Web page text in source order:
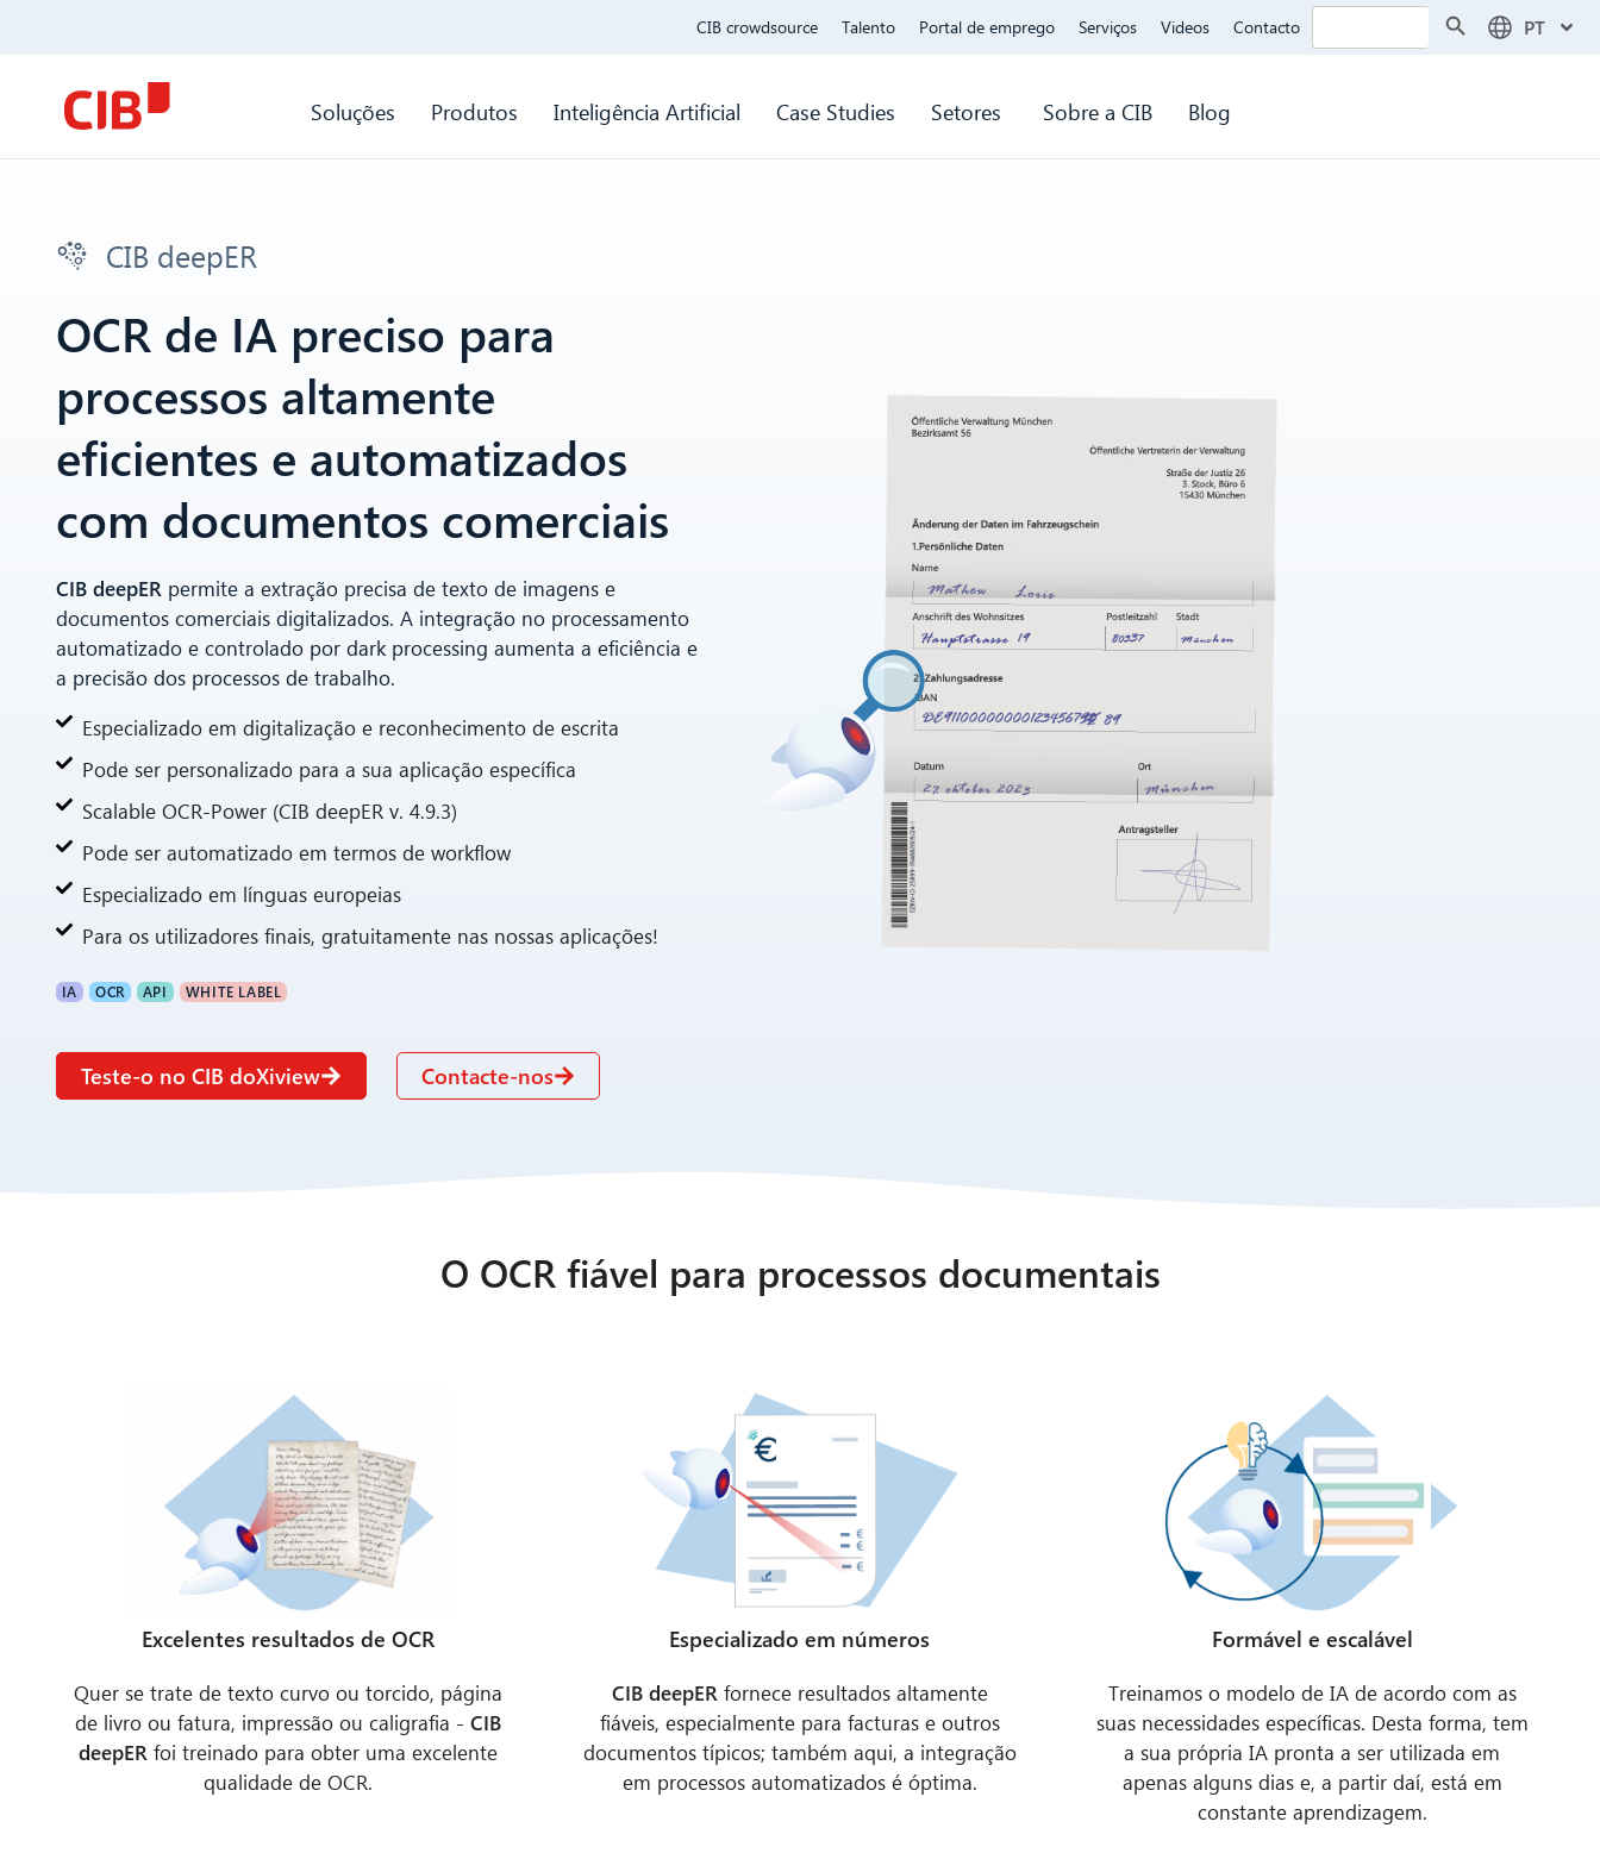
CIB crowdsource Talento Portal de emprego Serviços Videos Contacto Search PT
Soluções Produtos Inteligência Artificial Case Studies Setores Sobre a CIB Blog
CIB deepER
OCR de IA preciso para
processos altamente
eficientes e automatizados
com documentos comerciais
CIB deepERpermite a extração precisa de texto de imagens e
documentos comerciais digitalizados. A integração no processamento
automatizado e controlado por dark processing aumenta a eficiência e
a precisão dos processos de trabalho.
Especializado em digitalização e reconhecimento de escrita
Pode ser personalizado para a sua aplicação específica
Scalable OCR-Power (CIB deepER v. 4.9.3)
Pode ser automatizado em termos de workflow
Especializado em línguas europeias
Para os utilizadores finais, gratuitamente nas nossas aplicações!
IA OCR API WHITE LABEL
Teste-o no CIB doXiview Contacte-nos
O OCR fiável para processos documentais
Excelentes resultados de OCR
Quer se trate de texto curvo ou torcido, página
de livro ou fatura, impressão ou caligrafia - CIB
deepERfoi treinado para obter uma excelente
qualidade de OCR.
Especializado em números
CIB deepERfornece resultados altamente
fiáveis, especialmente para facturas e outros
documentos típicos; também aqui, a integração
em processos automatizados é óptima.
Formável e escalável
Treinamos o modelo de IA de acordo com as
suas necessidades específicas. Desta forma, tem
a sua própria IA pronta a ser utilizada em
apenas alguns dias e, a partir daí, está em
constante aprendizagem.